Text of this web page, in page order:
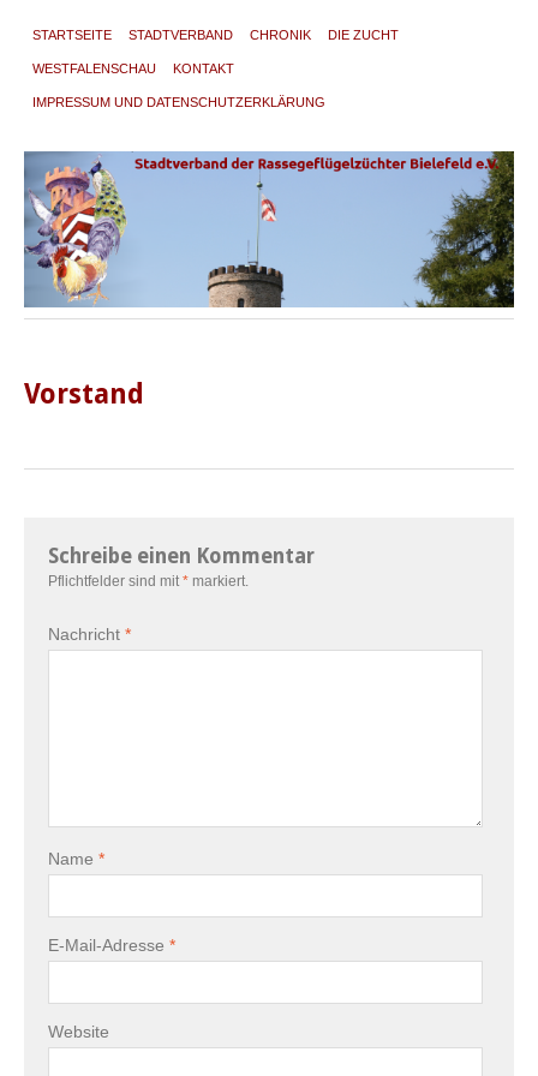
STARTSEITE STADTVERBAND CHRONIK DIE ZUCHT
WESTFALENSCHAU KONTAKT
IMPRESSUM UND DATENSCHUTZERKLÄRUNG
Vorstand
Schreibe einen Kommentar
Pflichtfelder sind mit * markiert.
Nachricht *
Name *
E-Mail-Adresse *
Website